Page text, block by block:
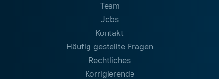
Team
Jobs
Kontakt
Häufig gestellte Fragen
Rechtliches
Korrigierende